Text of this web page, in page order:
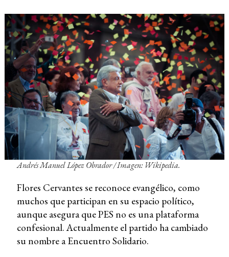
Andrés Manuel López Obrador /Imagen: Wikipedia.
Flores Cervantes se reconoce evangélico, como
muchos que participan en su espacio político,
aunque asegura que PES no es una plataforma
confesional. Actualmente el partido ha cambiado
su nombre a Encuentro Solidario.